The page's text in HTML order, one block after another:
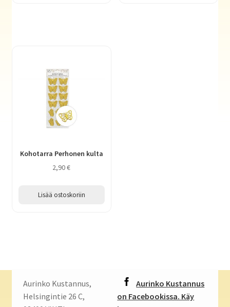
Kohotarra Perhonen kulta
2,90€
Lisää ostoskoriin
Aurinko Kustannus,
Helsingintie 26 C,
Aurinko Kustannus
on Facebookissa. Käy